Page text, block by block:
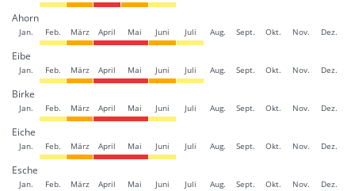
Ahorn
Jan. Feb. März April Mai Juni Juli Aug. Sept. Okt. Nov. Dez.
Eibe
Jan. Feb. März April Mai Juni Juli Aug. Sept. Okt. Nov. Dez.
Birke
Jan. Feb. März April Mai Juni Juli Aug. Sept. Okt. Nov. Dez.
Eiche
Jan. Feb. März April Mai Juni Juli Aug. Sept. Okt. Nov. Dez.
Esche
Jan. Feb. März April Mai Juni Juli Aug. Sept. Okt. Nov. Dez.